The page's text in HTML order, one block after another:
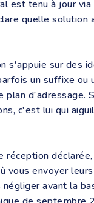
est tenu à jour via
quelle solution
s'appuie sur des
un suffixe ou
plan d'adressage.
c'est lui qui
réception
vous envoyer
avant la